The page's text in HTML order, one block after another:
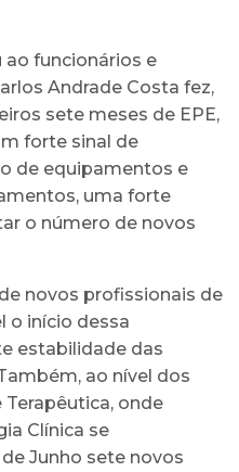
ao funcionários e
Andrade Costa fez,
sete meses de EPE,
forte sinal de
de equipamentos e
uma forte
o número de novos
novos profissionais de
o início dessa
estabilidade das
ao nível dos
onde
Clínica se
Junho sete novos